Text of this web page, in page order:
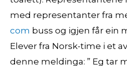
med representanter fra
com buss og igjen får ein
Elever fra Norsk-time i et
denne meldinga: ” Eg tar